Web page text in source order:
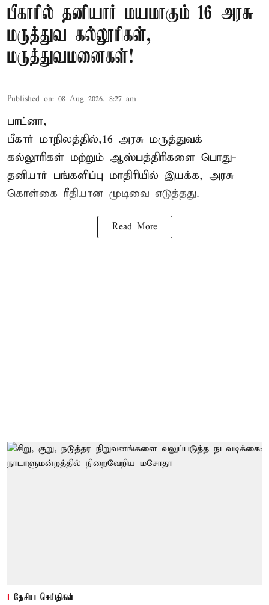
பீகாரில் தனியார் மயமாகும் 16 அரசு
மருத்துவ கல்லூரிகள்,
மருத்துவமனைகள்!
Published on: 08 Aug 2026, 8:27 am
பாட்னா,
பீகார் மாநிலத்தில்,16 அரசு மருத்துவக்
கல்லூரிகள் மற்றும் ஆஸ்பத்திரிகளை பொது-
தனியார் பங்களிப்பு மாதிரியில் இயக்க, அரசு
கொள்கை ரீதியான முடிவை எடுத்தது.
Read More
தேசிய செய்திகள்